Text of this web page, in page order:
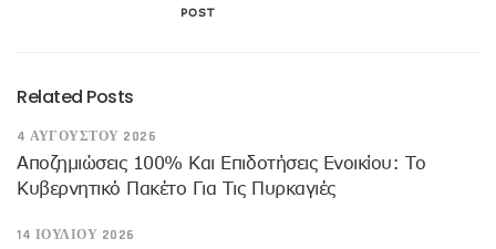
POST
Related Posts
4 ΑΥΓΟΎΣΤΟΥ 2026
Αποζημιώσεις 100% Και Επιδοτήσεις Ενοικίου: Το
Κυβερνητικό Πακέτο Για Τις Πυρκαγιές
14 ΙΟΥΛΊΟΥ 2026